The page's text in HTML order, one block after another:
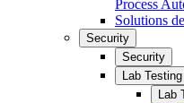
Process
Solutions
Security
Security
Lab
Lab